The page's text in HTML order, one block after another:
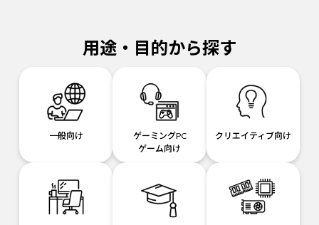
用途・目的から探す
一般向け
ゲーミングPC
ゲーム向け
クリエイティブ向け